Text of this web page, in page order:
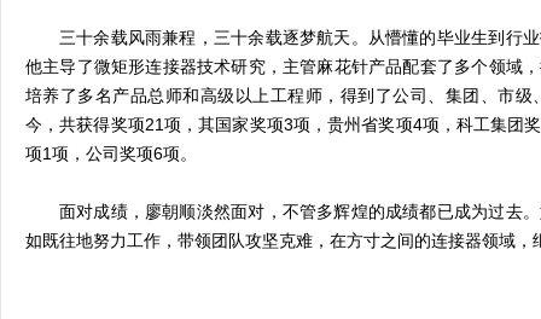
三十余载风雨兼程，三十余载逐梦航天。从懵懂的毕业生到行
他主导了微矩形连接器技术研究，主管麻花针产品配套了多个领域
培养了多名产品总师和高级以上工程师，得到了公司、集团、市
今，共获得奖项21项，其国家奖项3项，贵州省奖项4项，科工集团
项1项，公司奖项6项。
面对成绩，廖朝顺淡然面对，不管多辉煌的成绩都已成为过去
如既往地努力工作，带领团队攻坚克难，在方寸之间的连接器领域